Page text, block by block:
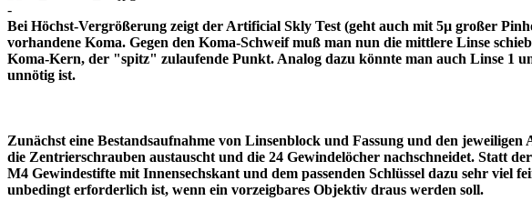
-
Bei Höchst-Vergrößerung zeigt der Artificial Skly Test (geht auch mit 5µ großer
vorhandene Koma. Gegen den Koma-Schweif muß man nun die mittlere Linse
Koma-Kern, der "spitz" zulaufende Punkt. Analog dazu könnte man auch Linse 1
unnötig ist.
Zunächst eine Bestandsaufnahme von Linsenblock und Fassung und den
die Zentrierschrauben austauscht und die 24 Gewindelöcher nachschneidet. Statt
M4 Gewindestifte mit Innensechskant und dem passenden Schlüssel dazu sehr viel
unbedingt erforderlich ist, wenn ein vorzeigbares Objektiv draus werden soll.